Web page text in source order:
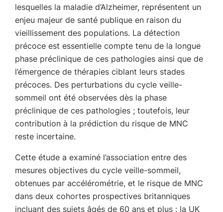
lesquelles la maladie d’Alzheimer, représentent un
enjeu majeur de santé publique en raison du
vieillissement des populations. La détection
précoce est essentielle compte tenu de la longue
phase préclinique de ces pathologies ainsi que de
l’émergence de thérapies ciblant leurs stades
précoces. Des perturbations du cycle veille-
sommeil ont été observées dès la phase
préclinique de ces pathologies ; toutefois, leur
contribution à la prédiction du risque de MNC
reste incertaine.
Cette étude a examiné l’association entre des
mesures objectives du cycle veille-sommeil,
obtenues par accélérométrie, et le risque de MNC
dans deux cohortes prospectives britanniques
incluant des sujets âgés de 60 ans et plus : la UK